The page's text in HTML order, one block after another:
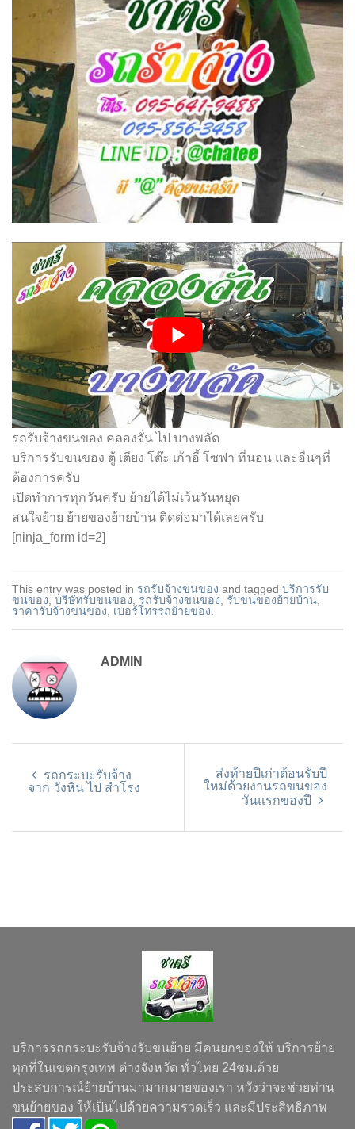
รถรับจ้างขนของ คลองจั่น ไป บางพลัด
บริการรับขนของ ตู้ เตียง โต๊ะ เก้าอี้ โซฟา ที่นอน และอื่นๆที่
ต้องการครับ
เปิดทำการทุกวันครับ ย้ายได้ไม่เว้นวันหยุด
สนใจย้าย ย้ายของย้ายบ้าน ติดต่อมาได้เลยครับ
[ninja_form id=2]
This entry was posted in รถรับจ้างขนของ and tagged บริการรับ
ขนของ, บริษัทรับขนของ, รถรับจ้างขนของ, รับขนของย้ายบ้าน,
ราคารับจ้างขนของ, เบอร์โทรรถย้ายของ.
ADMIN
รถกระบะรับจ้าง
จาก วังหิน ไป สำโรง
ส่งท้ายปีเก่าต้อนรับปี
ใหม่ด้วยงานรถขนของ
วันแรกของปี
บริการรถกระบะรับจ้างรับขนย้าย มีคนยกของให้ บริการย้าย
ทุกที่ในเขตกรุงเทพ ต่างจังหวัด ทั่วไทย 24ชม.ด้วย
ประสบการณ์ย้ายบ้านมามากมายของเรา หวังว่าจะช่วยท่าน
ขนย้ายของ ให้เป็นไปด้วยความรวดเร็ว และมีประสิทธิภาพ